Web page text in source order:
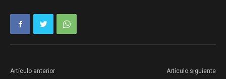
Artículo anterior Artículo siguiente